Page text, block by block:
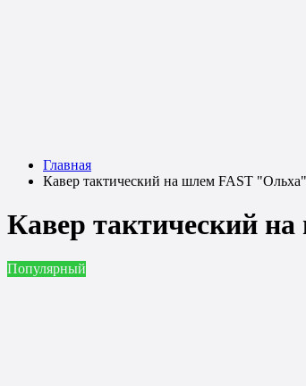
Главная
Кавер тактический на шлем FAST
Кавер тактический
Популярный